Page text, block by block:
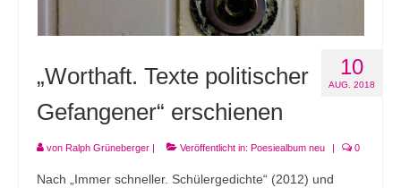
10
AUG. 2018
„Worthaft. Texte politischer
Gefangener“ erschienen
von Ralph Grüneberger | Veröffentlicht in: Poesiealbum neu | 0
Nach „Immer schneller. Schülergedichte“ (2012) und